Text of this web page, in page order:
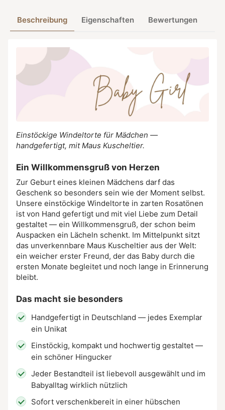
Beschreibung Eigenschaften Bewertungen
Einstöckige Windeltorte für Mädchen —
handgefertigt, mit Maus Kuscheltier.
Ein Willkommensgruß von Herzen
Zur Geburt eines kleinen Mädchens darf das
Geschenk so besonders sein wie der Moment selbst.
Unsere einstöckige Windeltorte in zarten Rosatönen
ist von Hand gefertigt und mit viel Liebe zum Detail
gestaltet — ein Willkommensgruß, der schon beim
Auspacken ein Lächeln schenkt. Im Mittelpunkt sitzt
das unverkennbare Maus Kuscheltier aus der Welt:
ein weicher erster Freund, der das Baby durch die
ersten Monate begleitet und noch lange in Erinnerung
bleibt.
Das macht sie besonders
Handgefertigt in Deutschland — jedes Exemplar
ein Unikat
Einstöckig, kompakt und hochwertig gestaltet —
ein schöner Hingucker
Jeder Bestandteil ist liebevoll ausgewählt und im
Babyalltag wirklich nützlich
Sofort verschenkbereit in einer hübschen